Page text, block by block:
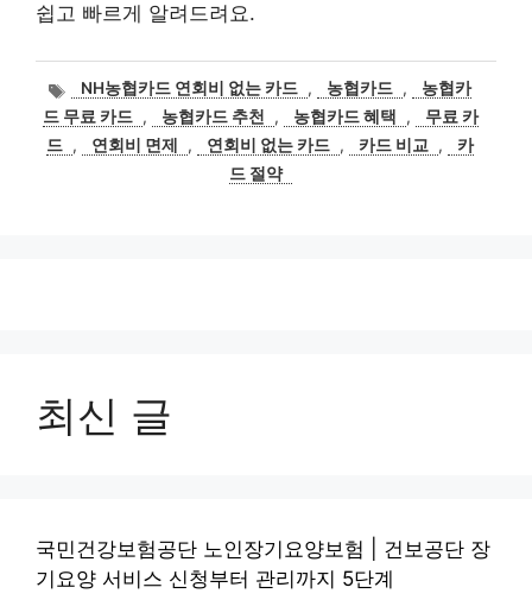
쉽고 빠르게 알려드려요.
태
그
NH농협카드 연회비 없는 카드 , 농협카드 ,
농협카
드 무료 카드 , 농협카드 추천 , 농협카드 혜택 ,
무료 카
드 , 연회비 면제 , 연회비 없는 카드 , 카드 비교 ,
카
드 절약
최신 글
국민건강보험공단 노인장기요양보험 | 건보공단 장
기요양 서비스 신청부터 관리까지 5단계